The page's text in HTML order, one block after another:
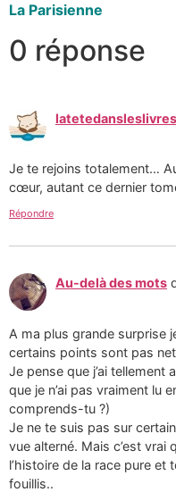
La Parisienne
0 réponse
latetedansleslivres
Je te rejoins totalement…
cœur, autant ce dernier
Répondre
Au-delà des mots
A ma plus grande surprise
certains points sont pas
Je pense que j’ai tellement
que je n’ai pas vraiment lu
comprends-tu ?)
Je ne te suis pas sur
vue alterné. Mais c’est vrai
l’histoire de la race pure et
fouillis..